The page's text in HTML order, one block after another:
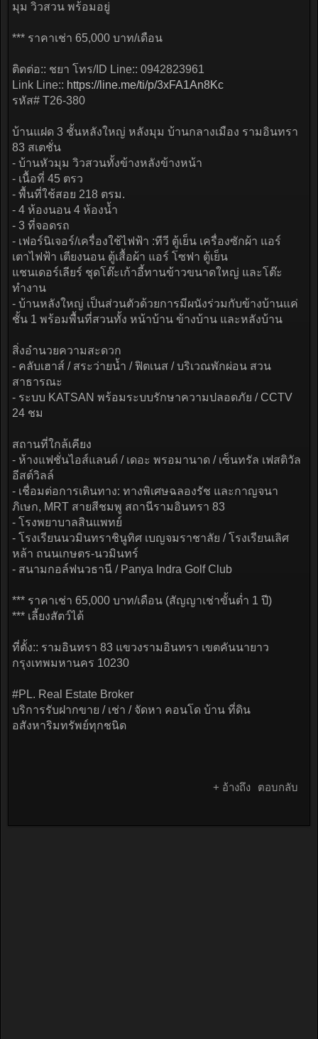
มุม วิวสวน พร้อมอยู่
*** ราคาเช่า 65,000 บาท/เดือน
ติดต่อ:: ชยา โทร/ID Line:: 0942823961
Link Line:: https://line.me/ti/p/3xFA1An8Kc
รหัส# T26-380
บ้านแฝด 3 ชั้นหลังใหญ่ หลังมุม บ้านกลางเมือง รามอินทรา
83 สเตชั่น
- บ้านหัวมุม วิวสวนทั้งข้างหลังข้างหน้า
- เนื้อที่ 45 ตรว
- พื้นที่ใช้สอย 218 ตรม.
- 4 ห้องนอน 4 ห้องน้ำ
- 3 ที่จอดรถ
- เฟอร์นิเจอร์/เครื่องใช้ไฟฟ้า :ทีวี ตู้เย็น เครื่องซักผ้า แอร์
เตาไฟฟ้า เตียงนอน ตู้เสื้อผ้า แอร์ โซฟา ตู้เย็น
แชนเดอร์เลียร์ ชุดโต๊ะเก้าอี้ทานข้าวขนาดใหญ่ และโต๊ะ
ทำงาน
- บ้านหลังใหญ่ เป็นส่วนตัวด้วยการมีผนังร่วมกับข้างบ้านแค่
ชั้น 1 พร้อมพื้นที่สวนทั้ง หน้าบ้าน ข้างบ้าน และหลังบ้าน
สิ่งอำนวยความสะดวก
- คลับเฮาส์ / สระว่ายน้ำ / ฟิตเนส / บริเวณพักผ่อน สวน
สาธารณะ
- ระบบ KATSAN พร้อมระบบรักษาความปลอดภัย / CCTV
24 ชม
สถานที่ใกล้เคียง
- ห้างแฟชั่นไอส์แลนด์ / เดอะ พรอมานาด / เซ็นทรัล เฟสติวัล
อีสต์วิลล์
- เชื่อมต่อการเดินทาง: ทางพิเศษฉลองรัช และกาญจนา
ภิเษก, MRT สายสีชมพู สถานีรามอินทรา 83
- โรงพยาบาลสินแพทย์
- โรงเรียนนวมินทราชินูทิศ เบญจมราชาลัย / โรงเรียนเลิศ
หล้า ถนนเกษตร-นวมินทร์
- สนามกอล์ฟนวธานี / Panya Indra Golf Club
*** ราคาเช่า 65,000 บาท/เดือน (สัญญาเช่าขั้นต่ำ 1 ปี)
*** เลี้ยงสัตว์ได้
ที่ตั้ง:: รามอินทรา 83 แขวงรามอินทรา เขตคันนายาว
กรุงเทพมหานคร 10230
#PL. Real Estate Broker
บริการรับฝากขาย / เช่า / จัดหา คอนโด บ้าน ที่ดิน
อสังหาริมทรัพย์ทุกชนิด
+ อ้างถึง ตอบกลับ